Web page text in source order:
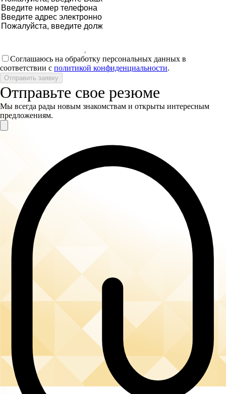
Соглашаюсь на обработку персональных данных в
соответствии с политикой конфиденциальности.
Отправить заявку
Отправьте свое резюме
Мы всегда рады новым знакомствам и открыты интересным
предложениям.